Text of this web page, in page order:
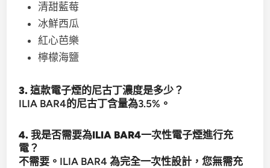
清甜藍莓
冰鮮西瓜
紅心芭樂
檸檬海鹽
3. 這款電子煙的尼古丁濃度是多少？
ILIA BAR4的尼古丁含量為3.5%。
4. 我是否需要為ILIA BAR4一次性電子煙進行充
電？
不需要。ILIA BAR4 為完全一次性設計，您無需充